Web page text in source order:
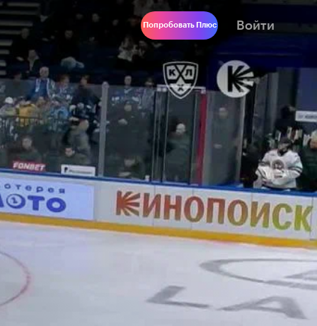
Попробовать Плюс Войти